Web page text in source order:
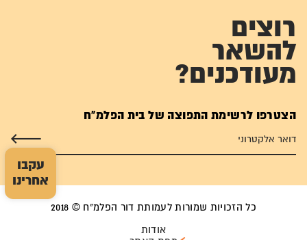
עקבו
אחרינו
רוצים
להשאר
מעודכנים?
הצטרפו לרשימת התפוצה של בית הפלמ"ח
כל הזכויות שמורות לעמותת דור הפלמ"ח © 2018
אודות